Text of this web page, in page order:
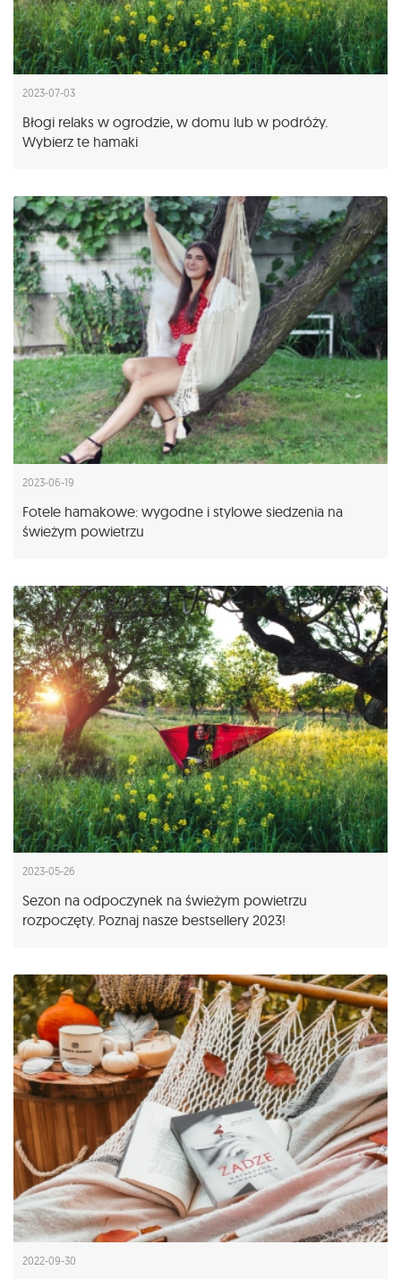
2023-07-03
Błogi relaks w ogrodzie, w domu lub w podróży.
Wybierz te hamaki
2023-06-19
Fotele hamakowe: wygodne i stylowe siedzenia na
świeżym powietrzu
2023-05-26
Sezon na odpoczynek na świeżym powietrzu
rozpoczęty. Poznaj nasze bestsellery 2023!
2022-09-30